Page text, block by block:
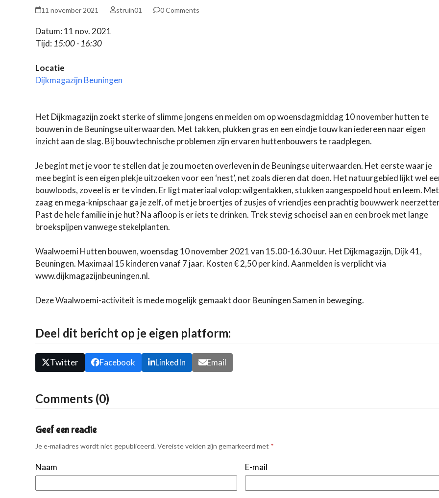
11 november 2021 struin01 0 Comments
Datum: 11 nov. 2021
Tijd: 15:00 - 16:30
Locatie
Dijkmagazijn Beuningen
Het Dijkmagazijn zoekt sterke of slimme jongens en meiden om op woensdagmiddag 10 november hutten te
bouwen in de Beuningse uiterwaarden. Met takken, plukken gras en een eindje touw kan iedereen naar eigen
inzicht aan de slag. Bij bouwtechnische problemen zijn ervaren huttenbouwers te raadplegen.
Je begint met je voor te stellen dat je zou moeten overleven in de Beuningse uiterwaarden. Het eerste waar je
mee begint is een eigen plekje uitzoeken voor een ‘nest’, net zoals dieren dat doen. Het natuurgebied lijkt wel
bouwloods, zoveel is er te vinden. Er ligt materiaal volop: wilgentakken, stukken aangespoeld hout en leem. Met
zaag en mega-knipschaar ga je zelf, of met je broertjes of zusjes of vriendjes een prachtig bouwwerk
Past de hele familie in je hut? Na afloop is er iets te drinken. Trek stevig schoeisel aan en een broek met lange
broekspijpen vanwege stekelplanten.
Waalwoemi Hutten bouwen, woensdag 10 november 2021 van 15.00-16.30 uur. Het Dijkmagazijn, Dijk 41,
Beuningen. Maximaal 15 kinderen vanaf 7 jaar. Kosten € 2,50 per kind. Aanmelden is verplicht via
www.dijkmagazijnbeuningen.nl.
Deze Waalwoemi-activiteit is mede mogelijk gemaakt door Beuningen Samen in beweging.
Deel dit bericht op je eigen platform:
Twitter Facebook LinkedIn Email
Comments (0)
Geef een reactie
Je e-mailadres wordt niet gepubliceerd. Vereiste velden zijn gemarkeerd met *
Naam E-mail